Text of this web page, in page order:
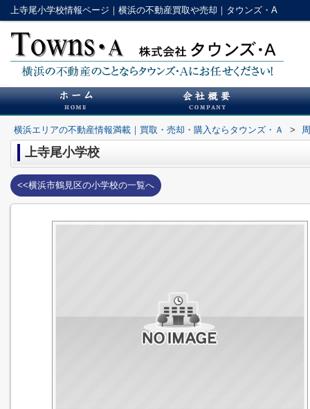
上寺尾小学校情報ページ｜横浜の不動産買取や売却｜タウンズ・A
横浜エリアの不動産情報満載｜買取・売却・購入ならタウンズ・Ａ >
上寺尾小学校
<<横浜市鶴見区の小学校の一覧へ